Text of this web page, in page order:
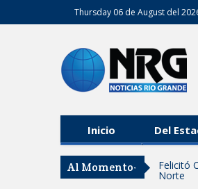
Thursday 06 de August del
Inicio Del
Al Momento- Felicitó
Norte